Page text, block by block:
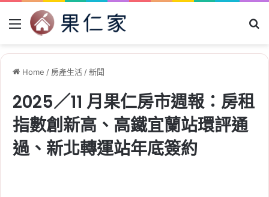
Menu
Home / 房產生活/新聞
2025／11 月果仁房市週報：房租
指數創新高、高鐵宜蘭站環評通
過、新北轉運站年底簽約